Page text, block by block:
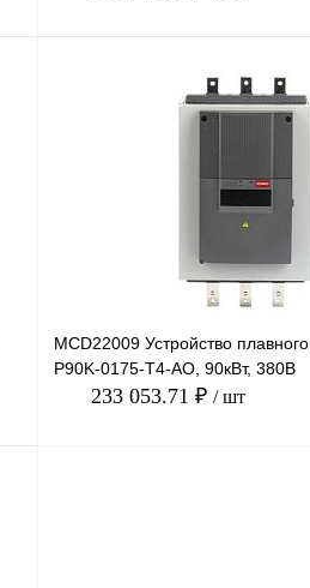
В
Под
MCD22009 Устройство
P90K-0175-T4-AO, 90кВт, 380В
233 053.71 ₽ / шт